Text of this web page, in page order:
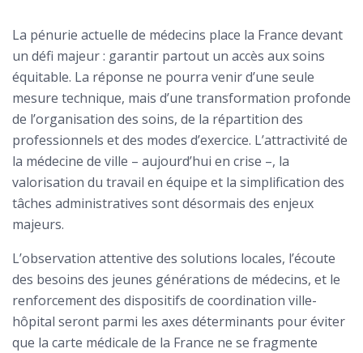
La pénurie actuelle de médecins place la France devant
un défi majeur : garantir partout un accès aux soins
équitable. La réponse ne pourra venir d’une seule
mesure technique, mais d’une transformation profonde
de l’organisation des soins, de la répartition des
professionnels et des modes d’exercice. L’attractivité de
la médecine de ville – aujourd’hui en crise –, la
valorisation du travail en équipe et la simplification des
tâches administratives sont désormais des enjeux
majeurs.
L’observation attentive des solutions locales, l’écoute
des besoins des jeunes générations de médecins, et le
renforcement des dispositifs de coordination ville-
hôpital seront parmi les axes déterminants pour éviter
que la carte médicale de la France ne se fragmente